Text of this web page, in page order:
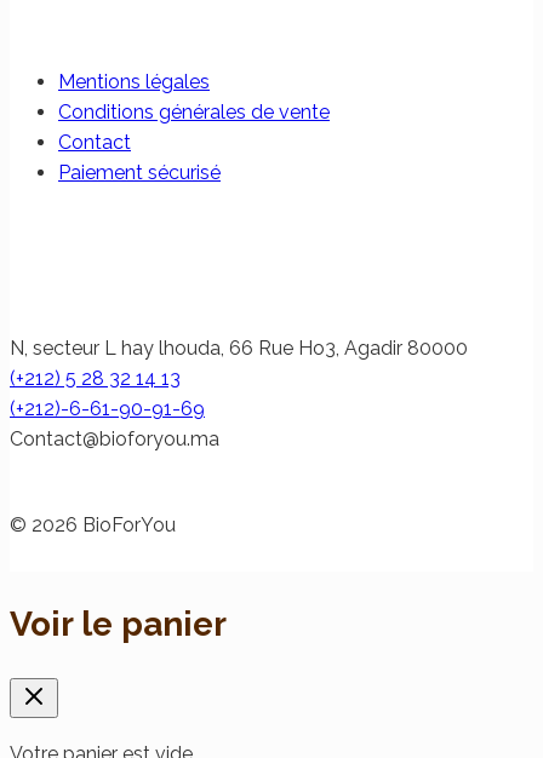
Mentions légales
Conditions générales de vente
Contact
Paiement sécurisé
N, secteur L hay lhouda, 66 Rue Ho3, Agadir 80000
(+212) 5 28 32 14 13
(+212)-6-61-90-91-69
am.uoyrofoib
@tcatnoC
© 2026 BioForYou
Voir le panier